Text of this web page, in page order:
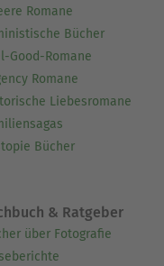
Romane
Bücher
Good-Romane
Romane
Liebesromane
Bücher
& Ratgeber
über Fotografie